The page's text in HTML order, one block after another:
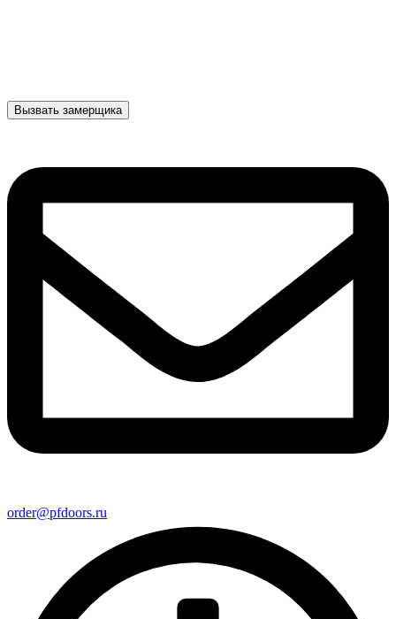
Вызвать замерщика
order@pfdoors.ru